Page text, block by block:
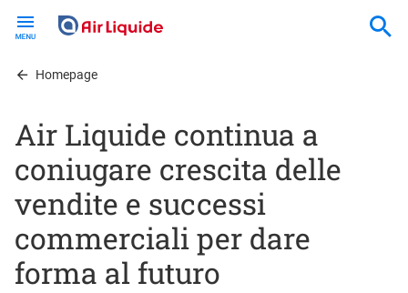
contentHomepage
Air Liquide continua a
coniugare crescita delle
vendite e successi
commerciali per dare
forma al futuro